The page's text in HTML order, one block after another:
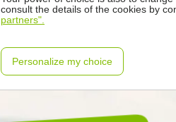
consult the details of the cookies by
partners".
Personalize my choice